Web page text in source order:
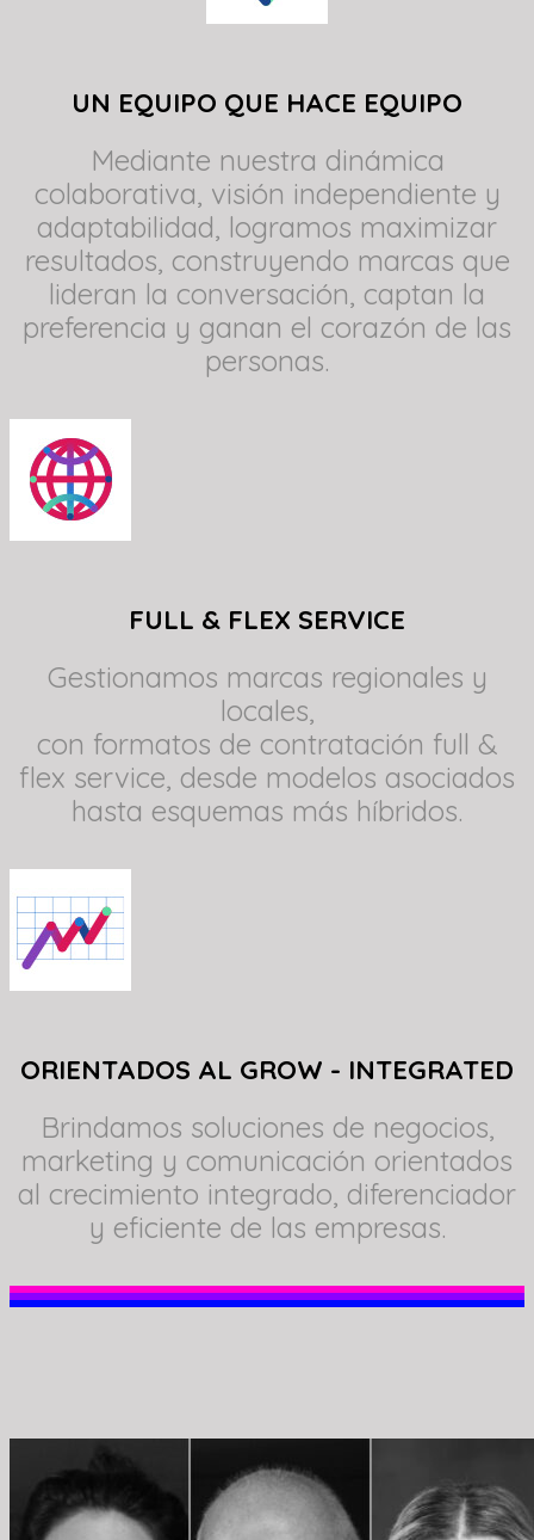
UN EQUIPO QUE HACE EQUIPO
Mediante nuestra dinámica
colaborativa, visión independiente y
adaptabilidad, logramos maximizar
resultados, construyendo marcas que
lideran la conversación, captan la
preferencia y ganan el corazón de las
personas.
FULL & FLEX SERVICE
Gestionamos marcas regionales y
locales,
con formatos de contratación full &
flex service, desde modelos asociados
hasta esquemas más híbridos.
ORIENTADOS AL GROW - INTEGRATED
Brindamos soluciones de negocios,
marketing y comunicación orientados
al crecimiento integrado, diferenciador
y eficiente de las empresas.